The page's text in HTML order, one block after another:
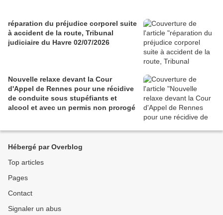
réparation du préjudice corporel suite
à accident de la route, Tribunal
judiciaire du Havre 02/07/2026
Nouvelle relaxe devant la Cour
d'Appel de Rennes pour une récidive
de conduite sous stupéfiants et
alcool et avec un permis non prorogé
Hébergé par Overblog
Top articles
Pages
Contact
Signaler un abus